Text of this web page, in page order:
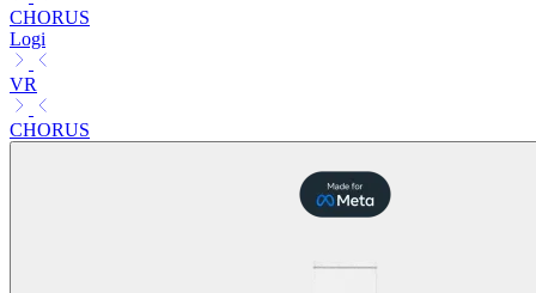
CHORUS
Logi
VR
CHORUS